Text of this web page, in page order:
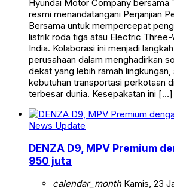
Hyundai Motor Company bersama
resmi menandatangani Perjanjian
Bersama untuk mempercepat
listrik roda tiga atau Electric
India. Kolaborasi ini menjadi
perusahaan dalam menghadirkan
dekat yang lebih ramah
kebutuhan transportasi perkotaan
terbesar dunia. Kesepakatan ini […]
News Update
DENZA D9, MPV Premium
950 juta
calendar_monthKamis, 23